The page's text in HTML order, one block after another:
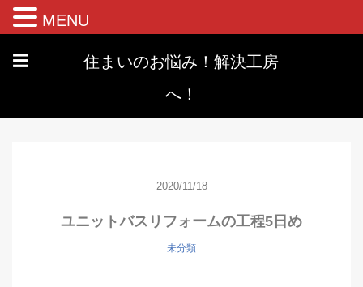
☰
住まいのお悩み！解決工房
へ！
2020/11/18
ユニットバスリフォームの工程5日め
未分類
MENU